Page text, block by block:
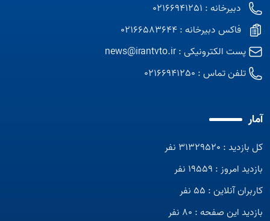
Open
دبیرخانه : 02166941251
فاکس دبیرخانه : 02166583644
پست الکترونیکی :news@irantvto.ir
تلفن تماس : 02166941250
آمار
کل بازدید : 31329520 نفر
بازدید امروز : 19559 نفر
کاربران آنلاین : 55 نفر
بازدید این صفحه : 80 نفر